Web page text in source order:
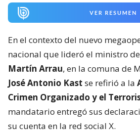
VER RESUMEN
En el contexto del nuevo
nacional que lideró el ministro
Martín Arrau, en la comuna de
José Antonio Kast se refirió a la
Crimen Organizado y el
mandatario entregó sus
su cuenta en la red social X.